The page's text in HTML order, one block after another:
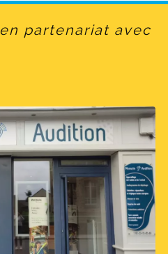
en partenariat avec